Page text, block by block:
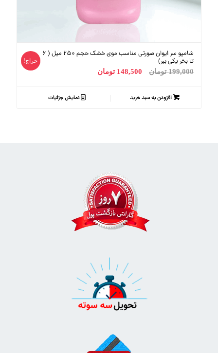
4.00
شامپو سر ایوان صورتی مناسب موی خشک حجم 250 میل ( 6
تا بخر یکی ببر)
199,000 تومان 148,500 تومان
حراج!
افزودن به سبد خرید نمایش جزئیات